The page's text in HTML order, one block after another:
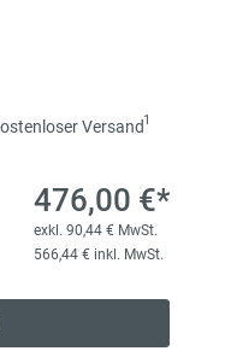
Versand1
476,00 €*
exkl. 90,44 € MwSt.
566,44 € inkl. MwSt.